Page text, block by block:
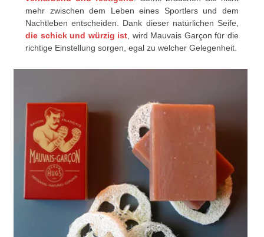
mehr zwischen dem Leben eines Sportlers und dem
Nachtleben entscheiden. Dank dieser natürlichen Seife,
die schick und würzig ist , wird Mauvais Garçon für die
richtige Einstellung sorgen, egal zu welcher Gelegenheit.